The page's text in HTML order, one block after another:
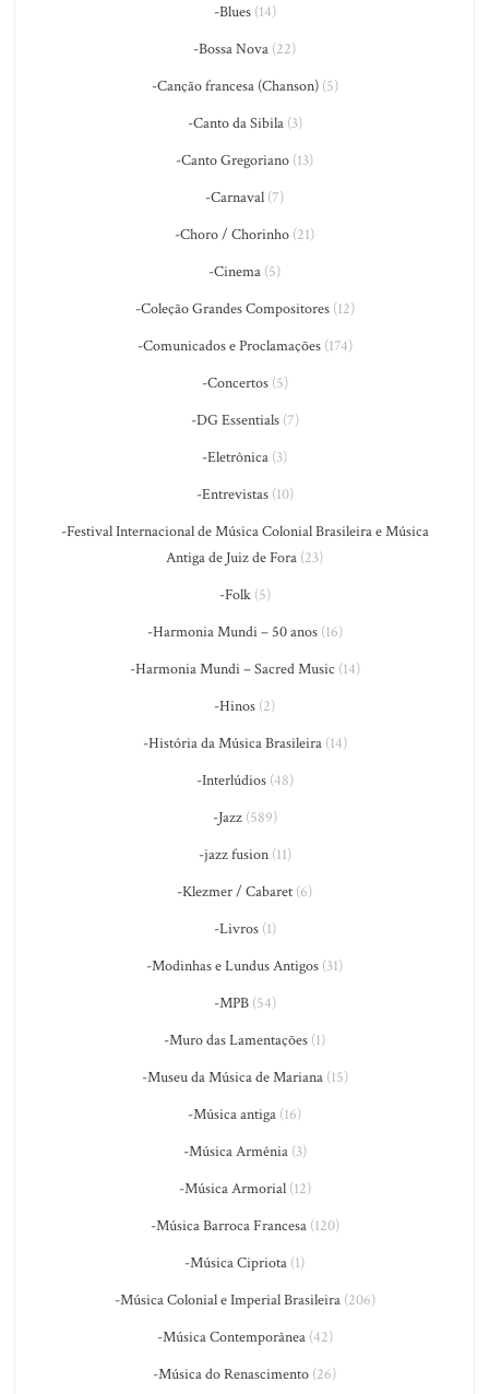
-Blues(14)
-Bossa Nova (22)
-Canção francesa (Chanson)(5)
-Canto da Sibila(3)
-Canto Gregoriano (13)
-Carnaval (7)
-Choro / Chorinho (21)
-Cinema (5)
-Coleção Grandes Compositores(12)
-Comunicados e Proclamações(174)
-Concertos(5)
-DG Essentials(7)
-Eletrônica (3)
-Entrevistas(10)
-Festival Internacional de Música Colonial Brasileira e Música
Antiga de Juiz de Fora (23)
-Folk(5)
-Harmonia Mundi – 50 anos(16)
-Harmonia Mundi – Sacred Music (14)
-Hinos (2)
-História da Música Brasileira(14)
-Interlúdios(48)
-Jazz(589)
-jazz fusion(11)
-Klezmer / Cabaret (6)
-Livros(1)
-Modinhas e Lundus Antigos (31)
-MPB(54)
-Muro das Lamentações (1)
-Museu da Música de Mariana(15)
-Música antiga (16)
-Música Armênia(3)
-Música Armorial(12)
-Música Barroca Francesa(120)
-Música Cipriota (1)
-Música Colonial e Imperial Brasileira(206)
-Música Contemporânea(42)
-Música do Renascimento (26)